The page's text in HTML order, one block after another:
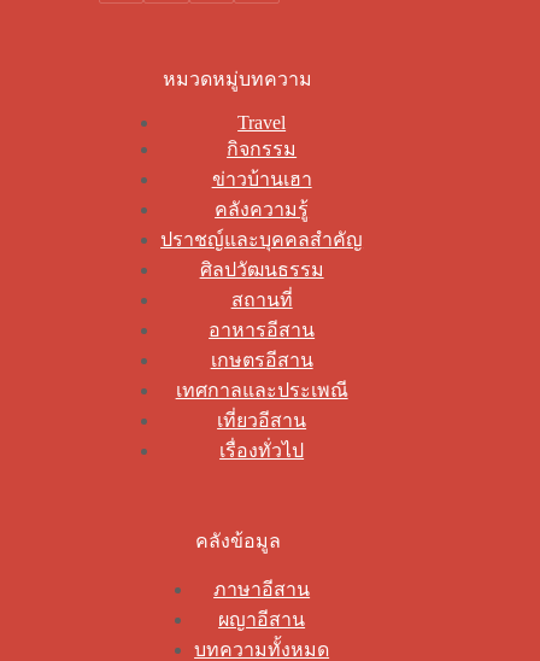
หมวดหมู่บทความ
Travel
กิจกรรม
ข่าวบ้านเฮา
คลังความรู้
ปราชญ์และบุคคลสำคัญ
ศิลปวัฒนธรรม
สถานที่
อาหารอีสาน
เกษตรอีสาน
เทศกาลและประเพณี
เที่ยวอีสาน
เรื่องทั่วไป
คลังข้อมูล
ภาษาอีสาน
ผญาอีสาน
บทความทั้งหมด